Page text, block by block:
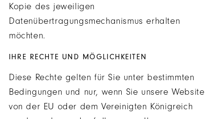
Kopie des jeweiligen
Datenübertragungsmechanismus erhalten
möchten.
IHRE RECHTE UND MÖGLICHKEITEN
Diese Rechte gelten für Sie unter bestimmten
Bedingungen und nur, wenn Sie unsere Website
von der EU oder dem Vereinigten Königreich